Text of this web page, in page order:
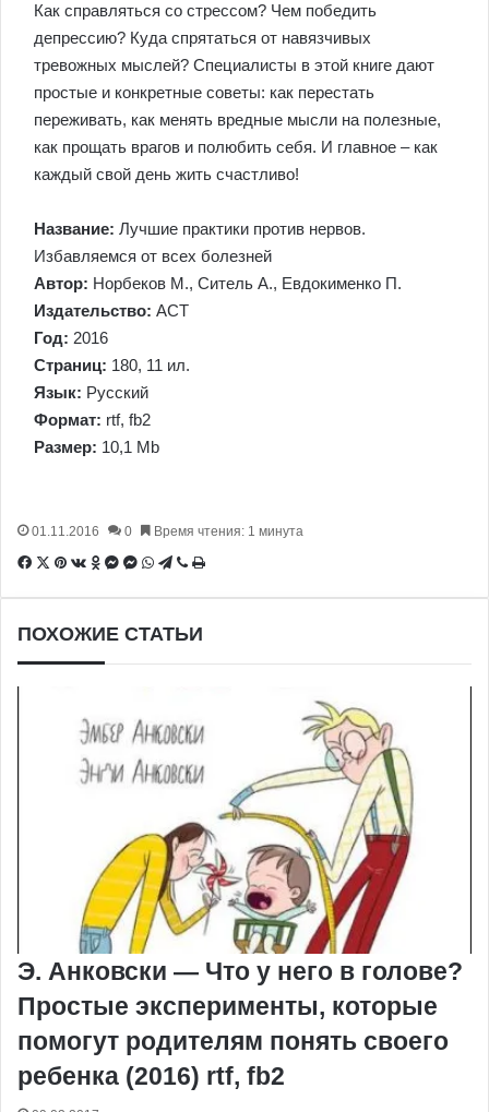
Как справляться со стрессом? Чем победить
депрессию? Куда спрятаться от навязчивых
тревожных мыслей? Специалисты в этой книге дают
простые и конкретные советы: как перестать
переживать, как менять вредные мысли на полезные,
как прощать врагов и полюбить себя. И главное – как
каждый свой день жить счастливо!
Название: Лучшие практики против нервов.
Избавляемся от всех болезней
Автор: Норбеков М., Ситель А., Евдокименко П.
Издательство: АСТ
Год: 2016
Страниц: 180, 11 ил.
Язык: Русский
Формат: rtf, fb2
Размер: 10,1 Mb
01.11.2016 0 Время чтения: 1 минута
Facebook
X Pinterest
Вконтакте
Одноклассники
Messenger
Messenger
WhatsApp
Telegram
ViberПечатать
ПОХОЖИЕ СТАТЬИ
Э. Анковски — Что у него в голове?
Простые эксперименты, которые
помогут родителям понять своего
ребенка (2016) rtf, fb2